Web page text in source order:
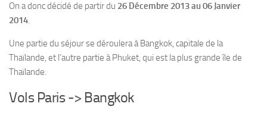
On a donc décidé de partir du 26 Décembre 2013 au 06 Janvier
2014.
Une partie du séjour se déroulera à Bangkok, capitale de la
Thaïlande, et l’autre partie à Phuket, qui est la plus grande île de
Thaïlande.
Vols Paris -> Bangkok